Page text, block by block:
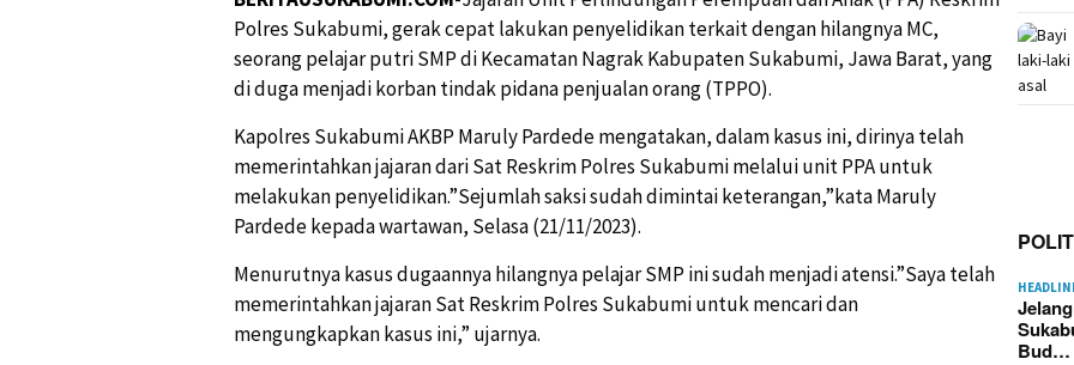
Polres Sukabumi, gerak cepat lakukan penyelidikan terkait dengan hilangnya MC,
seorang pelajar putri SMP di Kecamatan Nagrak Kabupaten Sukabumi, Jawa Barat, yang
di duga menjadi korban tindak pidana penjualan orang (TPPO).
Kapolres Sukabumi AKBP Maruly Pardede mengatakan, dalam kasus ini, dirinya telah
memerintahkan jajaran dari Sat Reskrim Polres Sukabumi melalui unit PPA untuk
melakukan penyelidikan.”Sejumlah saksi sudah dimintai keterangan,”kata Maruly
Pardede kepada wartawan, Selasa (21/11/2023).
Menurutnya kasus dugaannya hilangnya pelajar SMP ini sudah menjadi atensi.”Saya telah
memerintahkan jajaran Sat Reskrim Polres Sukabumi untuk mencari dan
mengungkapkan kasus ini,” ujarnya.
Bud…